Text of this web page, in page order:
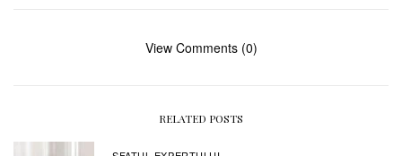
View Comments (0)
RELATED POSTS